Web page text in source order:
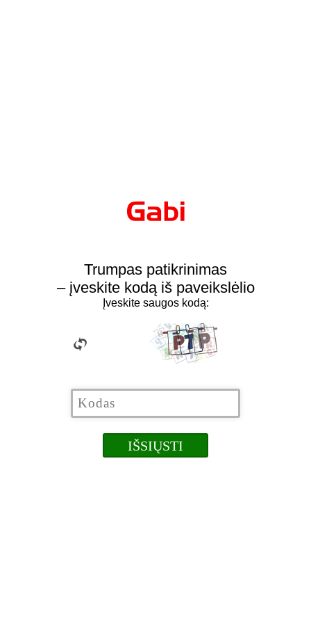
Trumpas patikrinimas
– įveskite kodą iš paveikslėlio
Įveskite saugos kodą: